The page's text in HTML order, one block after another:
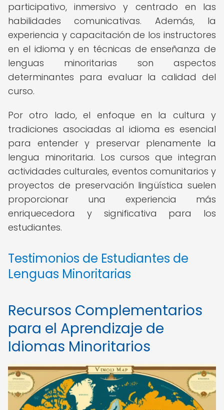
participativo, inmersivo y centrado en las
habilidades comunicativas. Además, la
experiencia y capacitación de los instructores
en el idioma y en técnicas de enseñanza de
lenguas minoritarias son aspectos
determinantes para evaluar la calidad del
curso.
Por otro lado, el enfoque en la cultura y
tradiciones asociadas al idioma es esencial
para entender y preservar plenamente la
lengua minoritaria. Los cursos que integran
actividades culturales, eventos comunitarios y
proyectos de preservación lingüística suelen
proporcionar una experiencia más
enriquecedora y significativa para los
estudiantes.
Testimonios de Estudiantes de
Lenguas Minoritarias
Recursos Complementarios
para el Aprendizaje de
Idiomas Minoritarios